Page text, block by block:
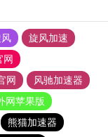
旋风加速
网
网
风驰加速器
网苹果版
熊猫加速器